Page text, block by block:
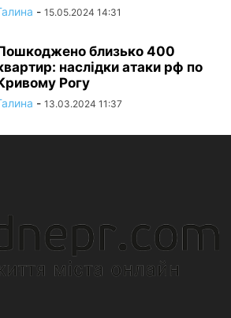
- 15.05.2024 14:31
близько 400
наслідки атаки рф по
Рогу
- 13.03.2024 11:37